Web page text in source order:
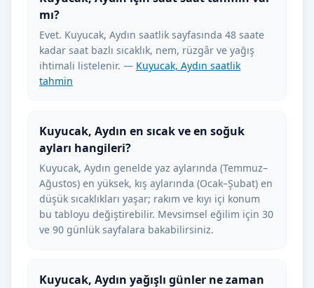
mı?
Evet. Kuyucak, Aydın saatlik sayfasında 48 saate
kadar saat bazlı sıcaklık, nem, rüzgâr ve yağış
ihtimali listelenir. — Kuyucak, Aydın saatlik
tahmin
Kuyucak, Aydın en sıcak ve en soğuk
ayları hangileri?
Kuyucak, Aydın genelde yaz aylarında (Temmuz–
Ağustos) en yüksek, kış aylarında (Ocak–Şubat) en
düşük sıcaklıkları yaşar; rakım ve kıyı içi konum
bu tabloyu değiştirebilir. Mevsimsel eğilim için 30
ve 90 günlük sayfalara bakabilirsiniz.
Kuyucak, Aydın yağışlı günler ne zaman